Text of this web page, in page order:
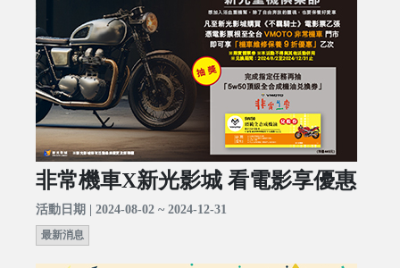
非常機車X新光影城 看電影享優惠
活動日期 | 2024-08-02 ~ 2024-12-31
最新消息